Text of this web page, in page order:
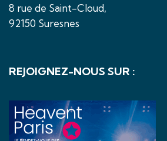
8 rue de Saint-Cloud,
92150 Suresnes
REJOIGNEZ-NOUS SUR :